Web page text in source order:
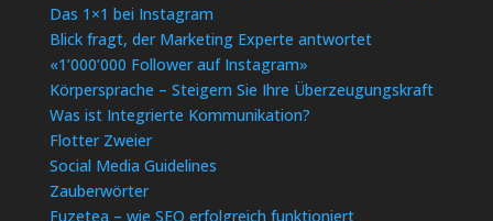
Das 1×1 bei Instagram
Blick fragt, der Marketing Experte antwortet
«1’000’000 Follower auf Instagram»
Körpersprache – Steigern Sie Ihre Überzeugungskraft
Was ist Integrierte Kommunikation?
Flotter Zweier
Social Media Guidelines
Zauberwörter
Fuzetea – wie SEO erfolgreich funktioniert